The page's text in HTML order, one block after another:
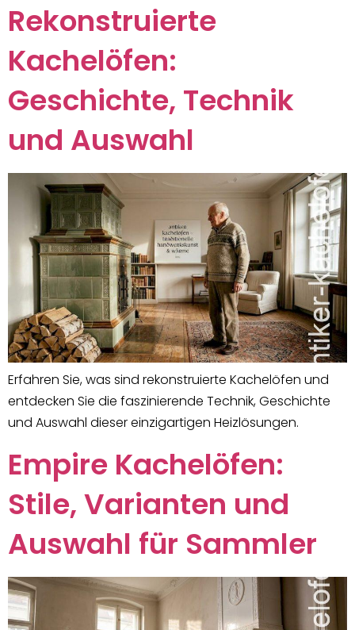
Rekonstruierte
Kachelöfen:
Geschichte, Technik
und Auswahl
Erfahren Sie, was sind rekonstruierte Kachelöfen und
entdecken Sie die faszinierende Technik, Geschichte
und Auswahl dieser einzigartigen Heizlösungen.
Empire Kachelöfen:
Stile, Varianten und
Auswahl für Sammler